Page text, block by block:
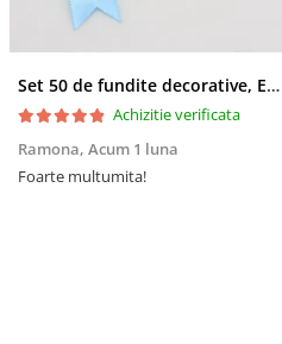
Set 50 de fundite decorative, EVNC, Blue Satin , potrivite pentru masini, scaune sau pahare, albastru
Achizitie verificata
Ramona, Acum 1 luna
Foarte multumita!